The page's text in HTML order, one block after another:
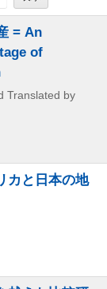
= An
of
Translated by
カと日本の地